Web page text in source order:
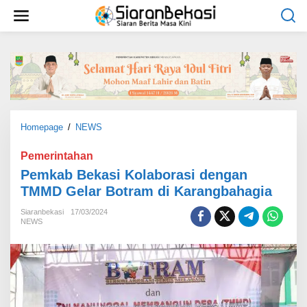
w
Homepage / NEWS
a
a
s
K
Pemerintahan
Pemkab Bekasi Kolaborasi dengan
TMMD Gelar Botram di Karangbahagia
Siaranbekasi
17/03/2024
NEWS